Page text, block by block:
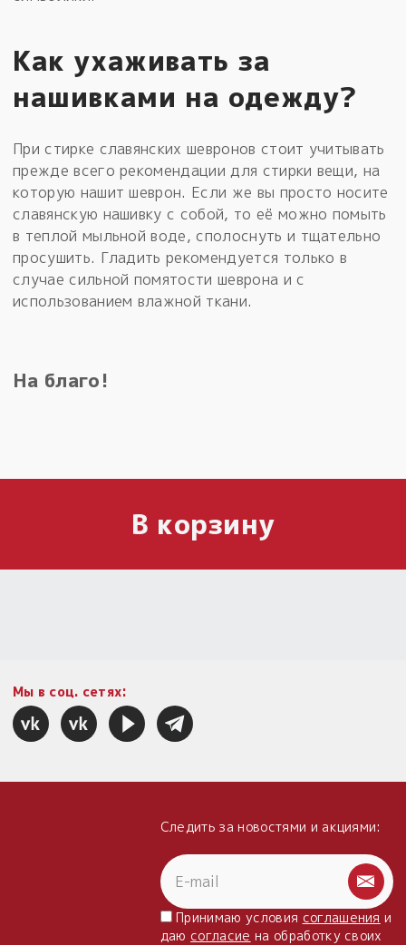
Как ухаживать за
нашивками на одежду?
При стирке славянских шевронов стоит учитывать
прежде всего рекомендации для стирки вещи, на
которую нашит шеврон. Если же вы просто носите
славянскую нашивку с собой, то её можно помыть
в теплой мыльной воде, сполоснуть и тщательно
просушить. Гладить рекомендуется только в
случае сильной помятости шеврона и с
использованием влажной ткани.
На благо!
В корзину
Мы в соц. сетях:
Следить за новостями и акциями:
Принимаю условия соглашения и
даю согласие на обработку своих